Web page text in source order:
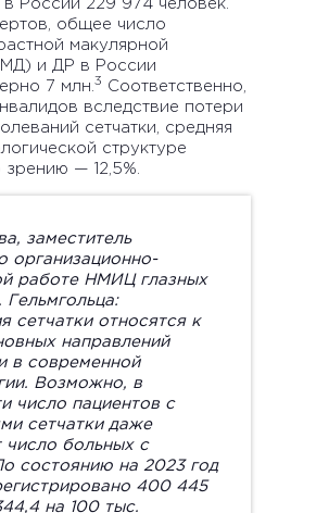
в России 229 974 человек.
общее число
макулярной
и ДР в России
7 млн. 3
Соответственно,
вследствие потери
сетчатки, средняя
структуре
— 12,5%.
, заместитель
организационно-
работе НМИЦ глазных
Гельмгольца:
сетчатки относятся к
направлений
в современной
Возможно, в
число пациентов с
сетчатки даже
число больных с
состоянию на 2023 год
400 445
на 100 тыс.